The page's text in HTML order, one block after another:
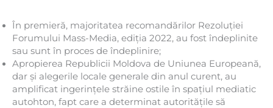
În premieră, majoritatea recomandărilor Rezoluției
Forumului Mass-Media, ediția 2022, au fost îndeplinite
sau sunt în proces de îndeplinire;
Apropierea Republicii Moldova de Uniunea Europeană,
dar și alegerile locale generale din anul curent, au
amplificat ingerințele străine ostile în spațiul mediatic
autohton, fapt care a determinat autoritățile să